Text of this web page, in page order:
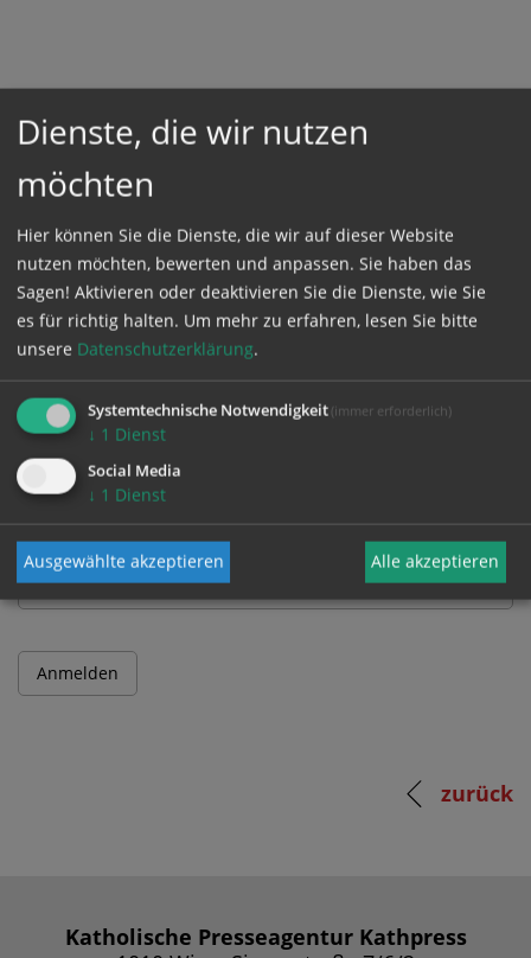
loggen Sie sich ein, oder bestellen Sie das
ProduktKathpress_online
GESCHÜTZTER BEREICH
Bitte melden Sie sich mit Ihrem Benutzernamen
und Passwort an.
Benutzername
Passwort
zurück
Katholische Presseagentur Kathpress
Dienste, die wir nutzen
möchten
Hier können Sie die Dienste, die wir auf dieser Website
nutzen möchten, bewerten und anpassen. Sie haben das
Sagen! Aktivieren oder deaktivieren Sie die Dienste, wie Sie
es für richtig halten. Um mehr zu erfahren, lesen Sie bitte
unsere Datenschutzerklärung.
Systemtechnische Notwendigkeit (immer erforderlich)
↓ 1 Dienst
Social Media
↓ 1 Dienst
Ausgewählte akzeptieren Alle akzeptieren